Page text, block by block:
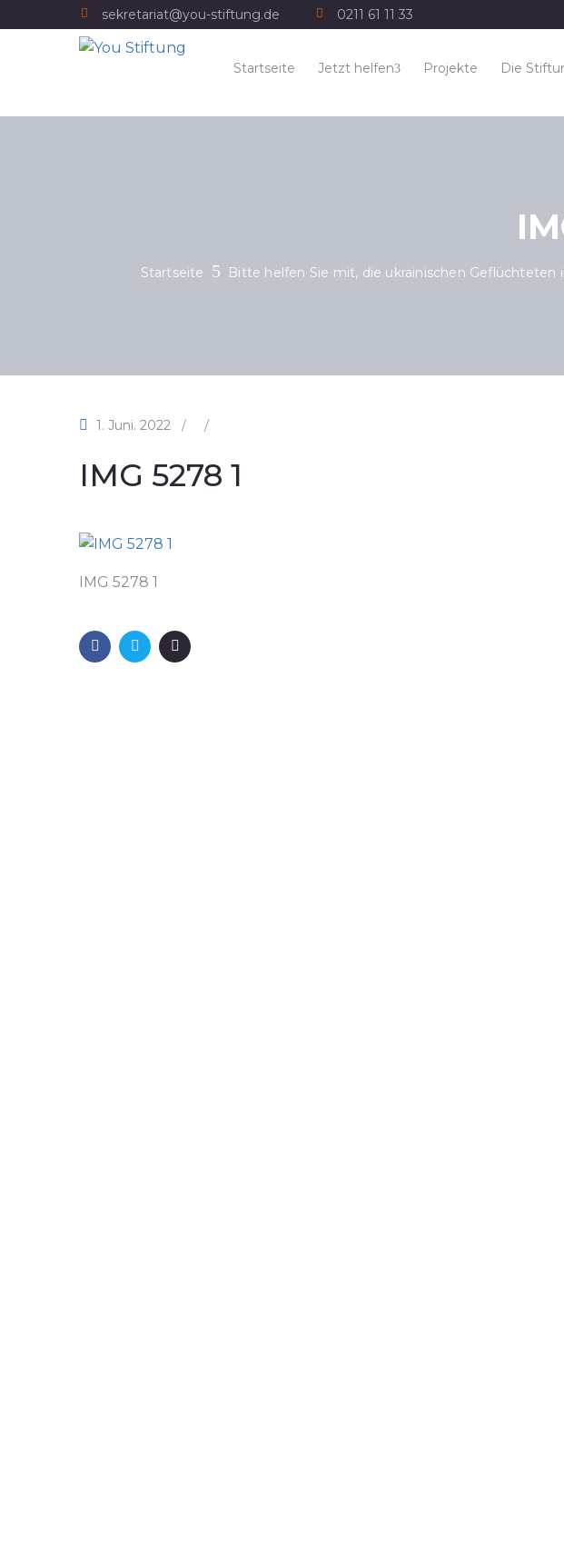
sekretariat@you-stiftung.de 0211 61 11 33
Startseite Jetzt helfen Projekte Die
Startseite Bitte helfen Sie mit, die ukrainischen
1. Juni. 2022 / /
IMG 5278 1
IMG 5278 1